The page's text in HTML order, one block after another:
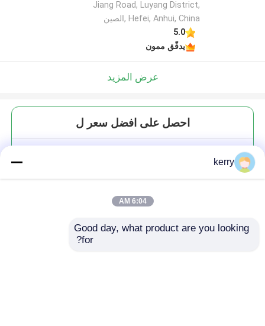
Jiang Road, Luyang District,
Hefei, Anhui, China ,الصين
5.0
يدقّق ممون
عرض المزيد
احصل على افضل سعر ل
kerry
6:04 AM
Good day, what product are you looking
for?